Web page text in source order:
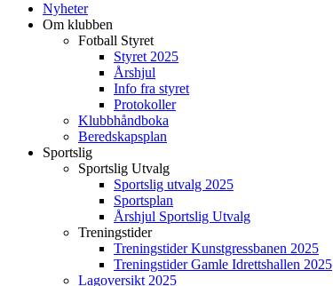
Nyheter
Om klubben
Fotball Styret
Styret 2025
Årshjul
Info fra styret
Protokoller
Klubbhåndboka
Beredskapsplan
Sportslig
Sportslig Utvalg
Sportslig utvalg 2025
Sportsplan
Årshjul Sportslig Utvalg
Treningstider
Treningstider Kunstgressbanen 2025
Treningstider Gamle Idrettshallen 2025
Lagoversikt 2025